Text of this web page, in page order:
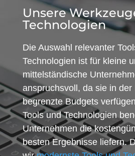
Unsere
Technologien
Die Auswahl relevanter
Technologien ist für kleine
mittelständische
anspruchsvoll, da sie in der
begrenzte Budgets
Tools und Technologien
Unternehmen die
besten Ergebnisse liefern.